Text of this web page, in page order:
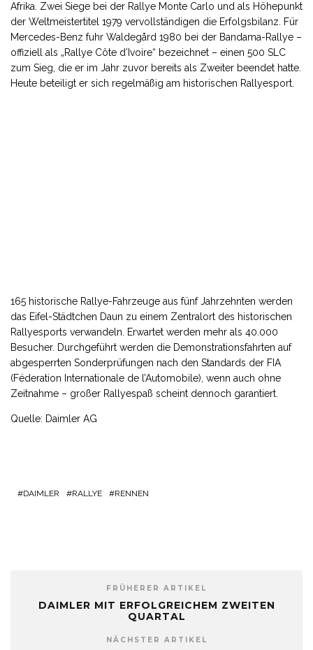
Afrika. Zwei Siege bei der Rallye Monte Carlo und als Höhepunkt
der Weltmeistertitel 1979 vervollständigen die Erfolgsbilanz. Für
Mercedes-Benz fuhr Waldegård 1980 bei der Bandama-Rallye –
offiziell als „Rallye Côte d’Ivoire“ bezeichnet – einen 500 SLC
zum Sieg, die er im Jahr zuvor bereits als Zweiter beendet hatte.
Heute beteiligt er sich regelmäßig am historischen Rallyesport.
165 historische Rallye-Fahrzeuge aus fünf Jahrzehnten werden
das Eifel-Städtchen Daun zu einem Zentralort des historischen
Rallyesports verwandeln. Erwartet werden mehr als 40.000
Besucher. Durchgeführt werden die Demonstrationsfahrten auf
abgesperrten Sonderprüfungen nach den Standards der FIA
(Féderation Internationale de l’Automobile), wenn auch ohne
Zeitnahme – großer Rallyespaß scheint dennoch garantiert.
Quelle: Daimler AG
DAIMLER RALLYE RENNEN
FRÜHERER ARTIKEL
DAIMLER MIT ERFOLGREICHEM ZWEITEN
QUARTAL
NÄCHSTER ARTIKEL